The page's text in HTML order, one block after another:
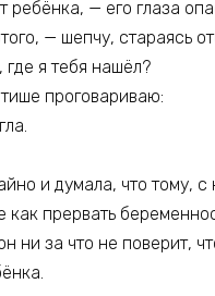
— его глаза
— шепчу, стараясь
я тебя нашёл?
проговариваю:
и думала, что тому,
как прервать
ни за что не поверит,